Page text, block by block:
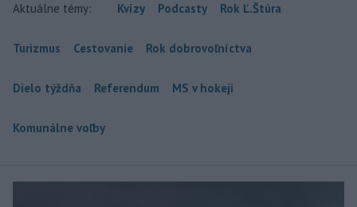
Aktuálne témy: Kvízy Podcasty Rok Ľ.Štúra
Turizmus Cestovanie Rok dobrovoľníctva
Dielo týždňa Referendum MS v hokeji
Komunálne voľby